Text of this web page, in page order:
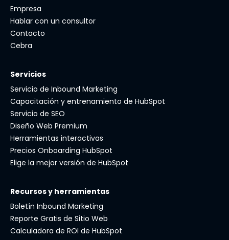
Empresa
Hablar con un consultor
Contacto
Cebra
Servicios
Servicio de Inbound Marketing
Capacitación y entrenamiento de HubSpot
Servicio de SEO
Diseño Web Premium
Herramientas interactivas
Precios Onboarding HubSpot
Elige la mejor versión de HubSpot
Recursos y herramientas
Boletín Inbound Marketing
Reporte Gratis de Sitio Web
Calculadora de ROI de HubSpot